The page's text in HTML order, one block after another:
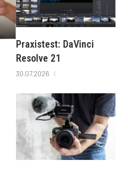
Praxistest: DaVinci
Resolve 21
30.07.2026